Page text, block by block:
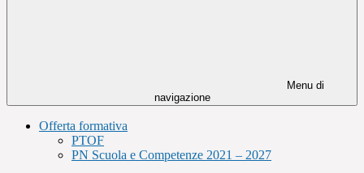
Menu di
navigazione
Offerta formativa
PTOF
PN Scuola e Competenze 2021 – 2027